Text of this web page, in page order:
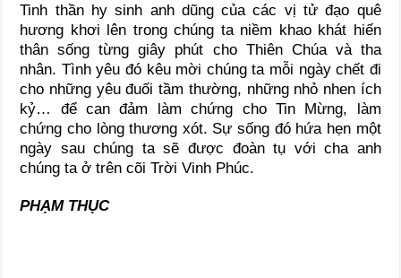
Tinh thần hy sinh anh dũng của các vị tử đạo quê
hương khơi lên trong chúng ta niềm khao khát hiến
thân sống từng giây phút cho Thiên Chúa và tha
nhân. Tình yêu đó kêu mời chúng ta mỗi ngày chết đi
cho những yêu đuối tầm thường, những nhỏ nhen ích
kỷ… để can đảm làm chứng cho Tin Mừng, làm
chứng cho lòng thương xót. Sự sống đó hứa hẹn một
ngày sau chúng ta sẽ được đoàn tụ với cha anh
chúng ta ở trên cõi Trời Vinh Phúc.
PHẠM THỤC